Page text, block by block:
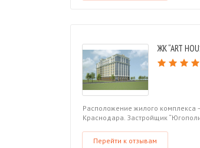
ЖК “ART
Расположение жилого комплекса
Краснодара. Застройщик
Перейти к отзывам